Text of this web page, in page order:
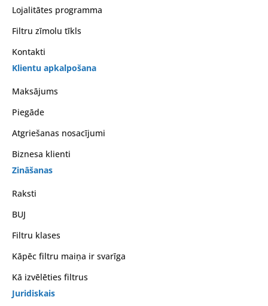
Lojalitātes programma
Filtru zīmolu tīkls
Kontakti
Klientu apkalpošana
Maksājums
Piegāde
Atgriešanas nosacījumi
Biznesa klienti
Zināšanas
Raksti
BUJ
Filtru klases
Kāpēc filtru maiņa ir svarīga
Kā izvēlēties filtrus
Juridiskais